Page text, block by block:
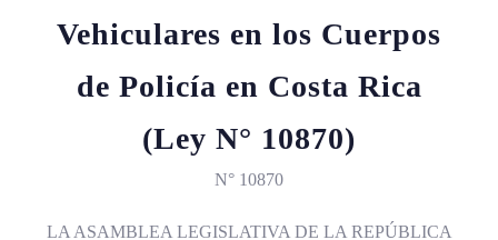
Vehiculares en los Cuerpos
de Policía en Costa Rica
(Ley N° 10870)
N° 10870
LA ASAMBLEA LEGISLATIVA DE LA REPÚBLICA